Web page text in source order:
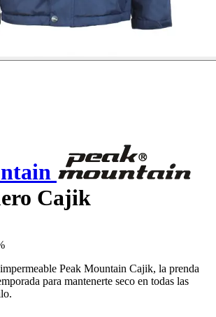
Cajik
Peak Mountain Cajik, la prenda
para mantenerte seco en todas las